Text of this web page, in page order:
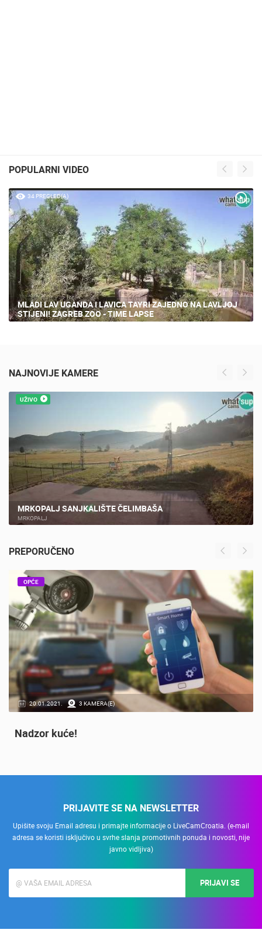
POPULARNI VIDEO
34 PREGLED(A)
MLADI LAV UGANDA I LAVICA TAYRI ZAJEDNO NA LAVLJOJ
STIJENI! ZAGREB ZOO - TIME LAPSE
NAJNOVIJE KAMERE
UŽIVO
MRKOPALJ SANJKALIŠTE ČELIMBAŠA
MRKOPALJ
PREPORUČENO
20.01.2021. 3 KAMERA(E)
OPĆE
Nadzor kuće!
PRIJAVITE SE NA NEWSLETTER
Upišite svoju Email adresu i primajte informacije o LiveCamCroatia. (e-mail
adresa se koristi isključivo u svrhe slanja promotivnih ponuda i novosti, nije
javno vidljiva)
PRIJAVI SE